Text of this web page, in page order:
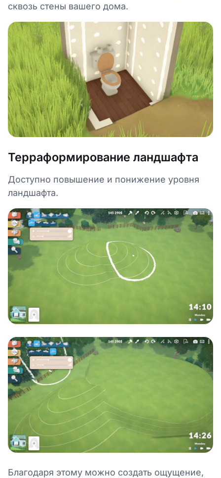
сквозь стены вашего дома.
Терраформирование ландшафта
Доступно повышение и понижение уровня
ландшафта.
Благодаря этому можно создать ощущение,